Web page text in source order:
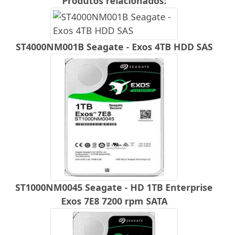
ST4000NM001B Seagate - Exos 4TB HDD SAS
ST1000NM0045 Seagate - HD 1TB Enterprise
Exos 7E8 7200 rpm SATA